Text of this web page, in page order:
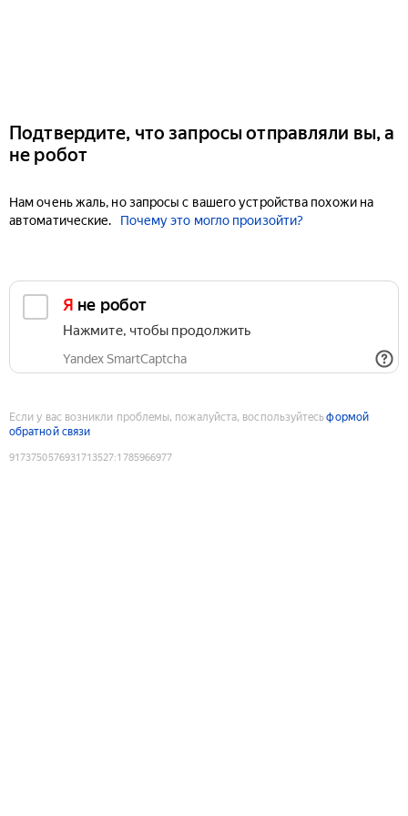
Подтвердите, что запросы отправляли вы, а
не робот
Нам очень жаль, но запросы с вашего устройства похожи на
автоматические.
Почему это могло произойти?
Я не робот
Нажмите, чтобы продолжить
Yandex SmartCaptcha
Если у вас возникли проблемы, пожалуйста, воспользуйтесьформой
обратной связи
9173750576931713527:1785966977